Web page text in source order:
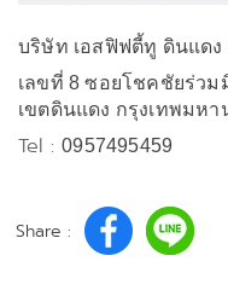
บริษัท เอสฟิฟตี้ทู ดินแดง
เลขที่ 8 ซอยโชคชัยร่ว
เขตดินแดง กรุงเทพมหา
Tel :0957495459
Share :